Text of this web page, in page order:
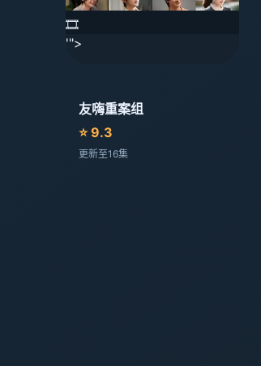
🎞️
'">
友嗨重案组
⭐ 9.3
更新至16集